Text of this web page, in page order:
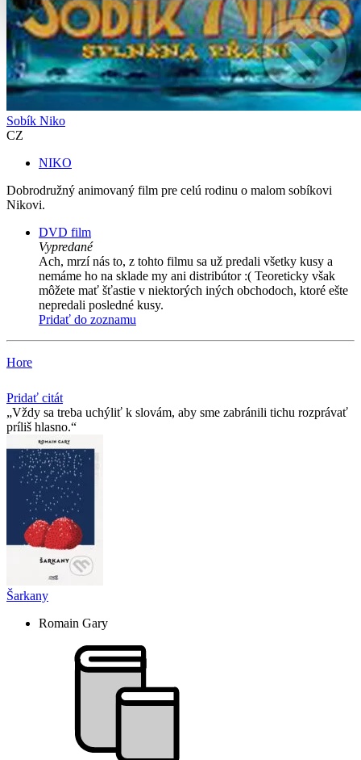
Sobík Niko
CZ
NIKO
Dobrodružný animovaný film pre celú rodinu o malom sobíkovi
Nikovi.
DVD film
Vypredané
Ach, mrzí nás to, z tohto filmu sa už predali všetky kusy a
nemáme ho na sklade my ani distribútor :( Teoreticky však
môžete mať šťastie v niektorých iných obchodoch, ktoré ešte
nepredali posledné kusy.
Pridať do zoznamu
Hore
Pridať citát
Vždy sa treba uchýliť k slovám, aby sme zabránili tichu rozprávať
príliš hlasno.
Šarkany
Romain Gary